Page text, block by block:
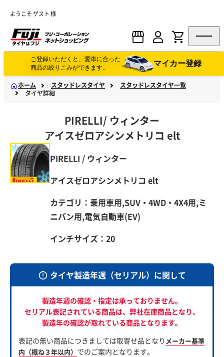
ようこそ ゲスト 様
ご登録いただくと、愛車に合った
商品の絞りこみができます。
マイカー登録
ホーム スタッドレスタイヤ
スタッドレスタイヤ一覧
タイヤ詳細
PIRELLI/ ウィンター
アイスゼロアシンメトリコ elt
PIRELLI / ウィンター
アイスゼロアシンメトリコ elt
カテゴリ：乗用車用,SUV・4WD・4X4用,ミ
ニバン用,電気自動車(EV)
インチサイズ：20
タイヤ製造年週（セリアル）に関して
製造年週の確認・指定は承っておりません。
セリアル表記されている商品は、 弊社在庫商品となり、
製造年の確認が取れている商品となります。
表記の無い商品につきましては取寄せ品となり メーカー基準
内（概ね３年以内） でのご案内となります。